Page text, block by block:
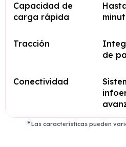
Capacidad de
carga rápida
Tracción
de
Conectividad
Las características pueden